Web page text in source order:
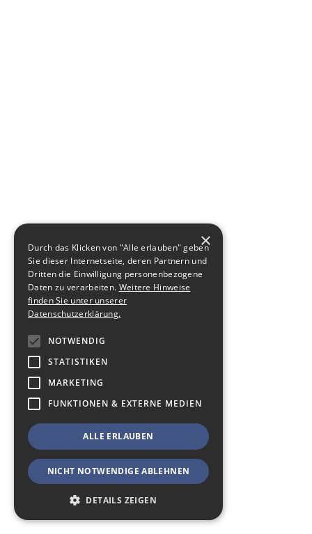
×
Durch das Klicken von "Alle erlauben" geben
Sie dieser Internetseite, deren Partnern und
Dritten die Einwilligung personenbezogene
Daten zu verarbeiten. Weitere Hinweise
finden Sie unter unserer
Datenschutzerklärung.
NOTWENDIG
STATISTIKEN
MARKETING
FUNKTIONEN & EXTERNE MEDIEN
ALLE ERLAUBEN
NICHT NOTWENDIGE ABLEHNEN
DETAILS ZEIGEN